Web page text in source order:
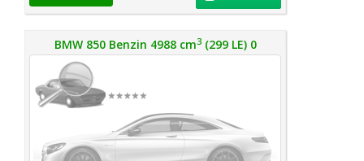
BMW 850 Benzin 4988 cm3(299 LE) 0